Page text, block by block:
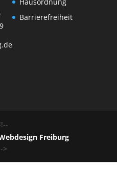
Barrierefreiheit
Freiburg
>